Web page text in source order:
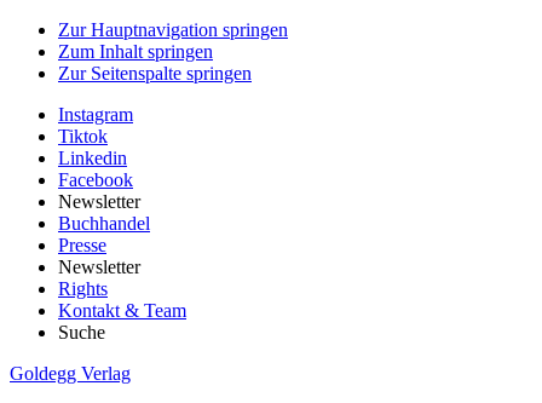
Zur Hauptnavigation springen
Zum Inhalt springen
Zur Seitenspalte springen
Instagram
Tiktok
Linkedin
Facebook
Newsletter
Buchhandel
Presse
Newsletter
Rights
Kontakt & Team
Suche
Goldegg Verlag